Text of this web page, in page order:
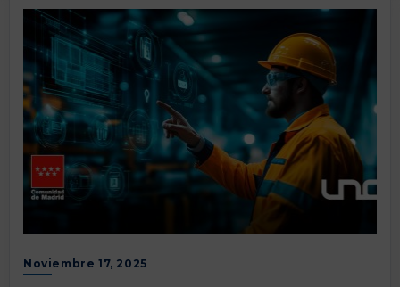
Noviembre 17, 2025